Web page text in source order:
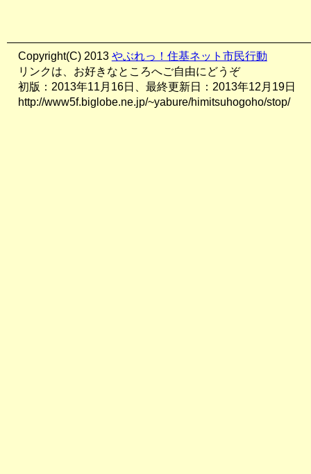
Copyright(C) 2013 やぶれっ！住基ネット市民行動
リンクは、お好きなところへご自由にどうぞ
初版：2013年11月16日、最終更新日：2013年12月19日
http://www5f.biglobe.ne.jp/~yabure/himitsuhogoho/stop/